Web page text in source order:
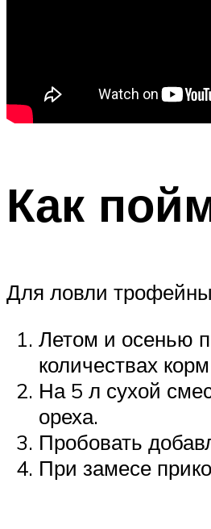
Как
Для ловли
Летом и осенью
количествах
На 5 л сухой
ореха.
Пробовать
При замесе